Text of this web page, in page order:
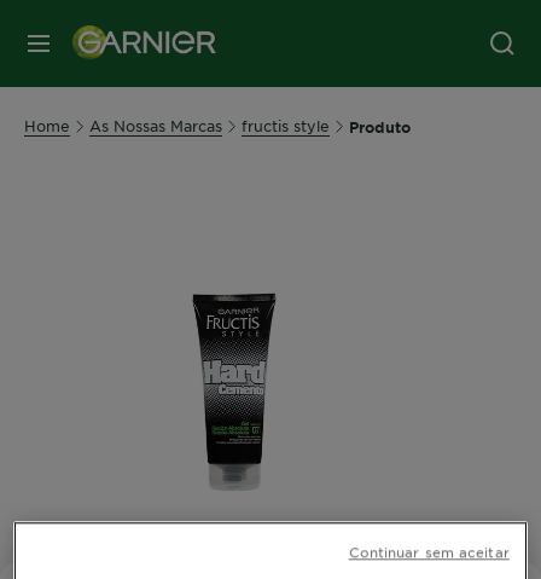
MENU
Home As Nossas Marcas fructis style Produto
Continuar sem aceitar